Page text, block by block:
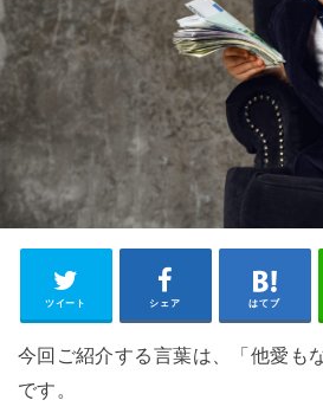
ツイート シェア はてブ
今回ご紹介する言葉は、「他愛も
です。